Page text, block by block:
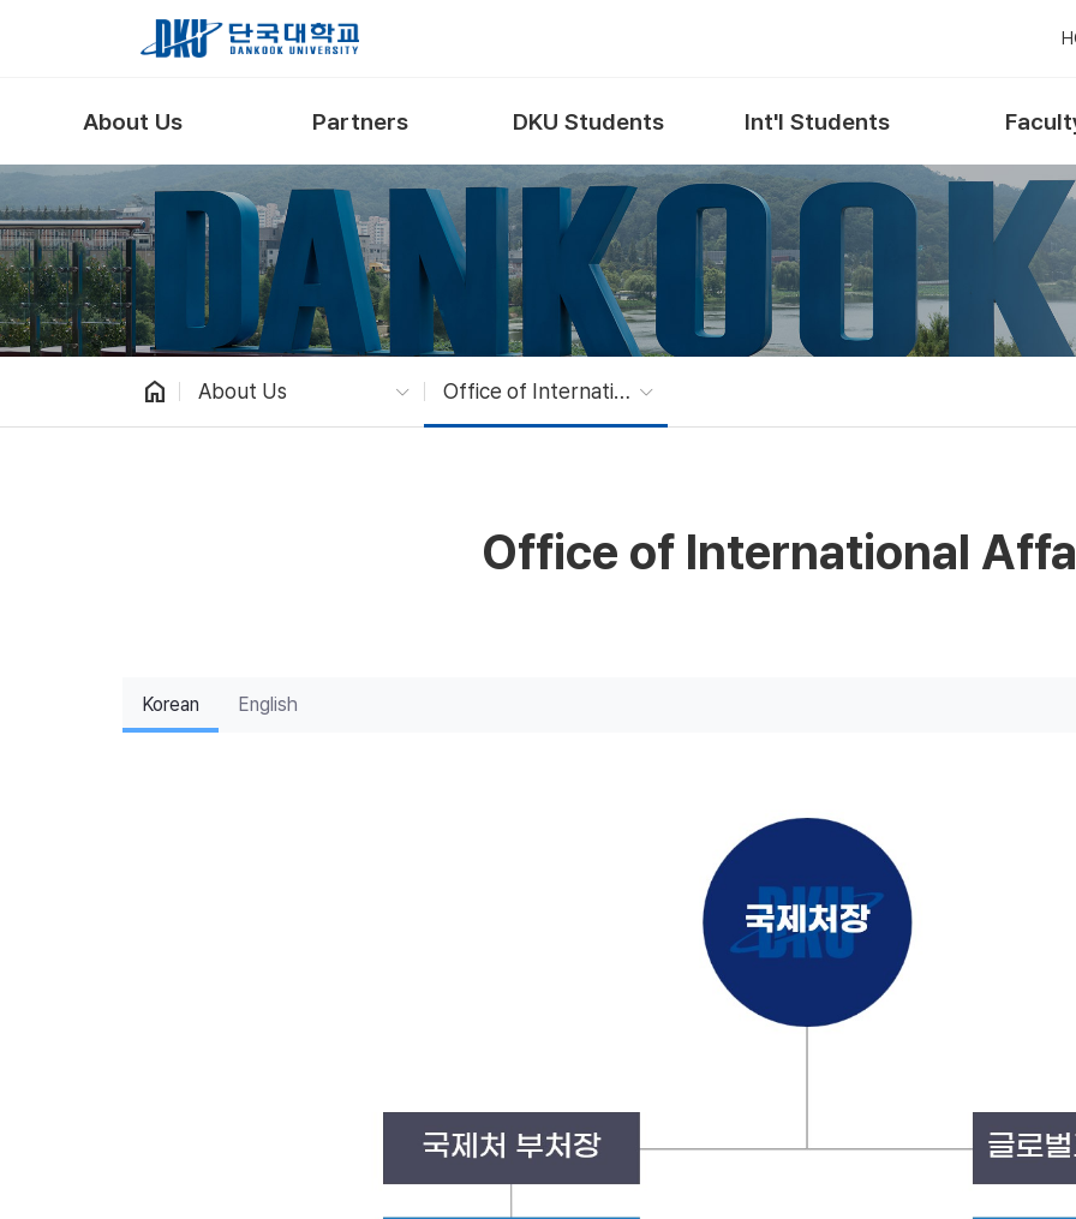
Skip to Main Content
About Us Partners DKU Students Int'l Students
home About Us Office of International Affairs
Office of International
Korean English